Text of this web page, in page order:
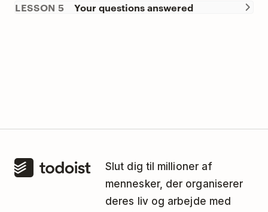
LESSON 5
Your questions answered
Slut dig til millioner af
mennesker, der organiserer
deres liv og arbejde med